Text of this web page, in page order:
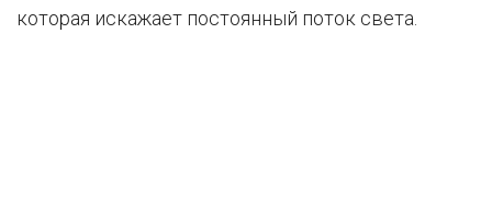
которая искажает постоянный поток света.